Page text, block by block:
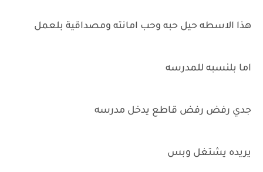
هذا الاسطه حيل حبه وحب امانته ومصداقية بلعمل
اما بلنسبه للمدرسه
جدي رفض رفض قاطع يدخل مدرسه
يريده يشتغل وبس